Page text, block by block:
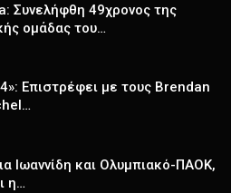
Συνελήφθη 49χρονος της
ομάδας του…
Επιστρέφει με τους Brendan
Ιωαννίδη και Ολυμπιακό-ΠΑΟΚ,
η…